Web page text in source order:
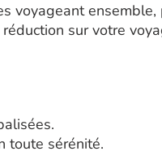
voyageant
sur votre
toute sérénité.